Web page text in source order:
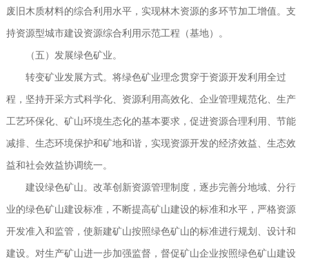
废旧木质材料的综合利用水平，实现林木资源的多环节加工增值。支
持资源型城市建设资源综合利用示范工程（基地）。
（五）发展绿色矿业。
转变矿业发展方式。将绿色矿业理念贯穿于资源开发利用全过
程，坚持开采方式科学化、资源利用高效化、企业管理规范化、生产
工艺环保化、矿山环境生态化的基本要求，促进资源合理利用、节能
减排、生态环境保护和矿地和谐，实现资源开发的经济效益、生态效
益和社会效益协调统一。
建设绿色矿山。改革创新资源管理制度，逐步完善分地域、分行
业的绿色矿山建设标准，不断提高矿山建设的标准和水平，严格资源
开发准入和监管，使新建矿山按照绿色矿山的标准进行规划、设计和
建设。对生产矿山进一步加强监督，督促矿山企业按照绿色矿山建设